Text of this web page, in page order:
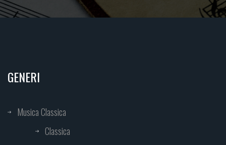
GENERI
Musica Classica
Classica